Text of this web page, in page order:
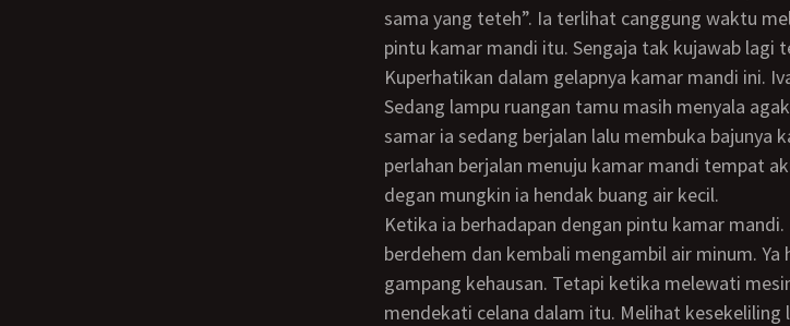
sama yang teteh”. Ia terlihat canggung waktu
pintu kamar mandi itu. Sengaja tak kujawab lagi
Kuperhatikan dalam gelapnya kamar mandi ini. Ivan sedang mematikan lampu dapur.
Sedang lampu ruangan tamu masih menyala
samar ia sedang berjalan lalu membuka bajunya
perlahan berjalan menuju kamar mandi tempat
degan mungkin ia hendak buang air kecil.
Ketika ia berhadapan dengan pintu kamar mandi. Ia tak langsung masuk, ia
berdehem dan kembali mengambil air minum. Ya
gampang kehausan. Tetapi ketika melewati
mendekati celana dalam itu. Melihat kesekeliling